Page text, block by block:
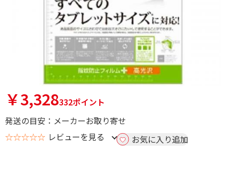
￥3,328332ポイント
発送の目安：メーカーお取り寄せ
☆☆☆☆☆ レビューを見る お気に入り追加